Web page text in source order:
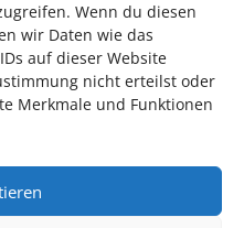
Wenn du diesen
wir Daten wie das
auf dieser Website
nicht erteilst oder
Merkmale und Funktionen
DES DEUTSCHEN FILMS*